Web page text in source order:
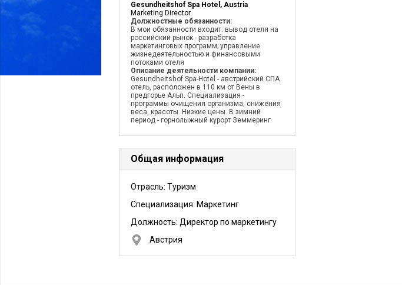
Gesundheitshof Spa Hotel, Austria
Marketing Director
Должностные обязанности:
В мои обязанности входит: вывод отеля на
российский рынок - разработка
маркетинговых программ; управление
жизнедеятельностью и финансовыми
потоками отеля
Описание деятельности компании:
Gesundheitshof Spa-Hotel - австрийский СПА
отель, расположен в 110 км от Вены в
предгорье Альп. Специализация -
программы очищения организма, снижения
веса, красоты. Низкие цены. В зимний
период - горнолыжный курорт Земмеринг
Общая информация
Отрасль: Туризм
Специализация: Маркетинг
Должность: Директор по маркетингу
Австрия